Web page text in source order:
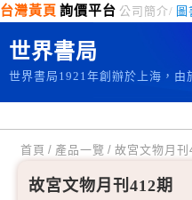
台灣黃頁 詢價平台 公司簡介/ 圖
世界書局
世界書局1921年創辦於上海，
首頁 / 產品一覽 / 故宮文物月刊
故宮文物月刊412期